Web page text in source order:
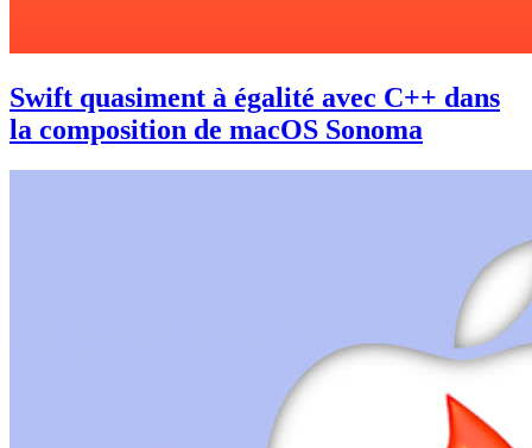
Swift quasiment à égalité avec C++ dans
la composition de macOS Sonoma